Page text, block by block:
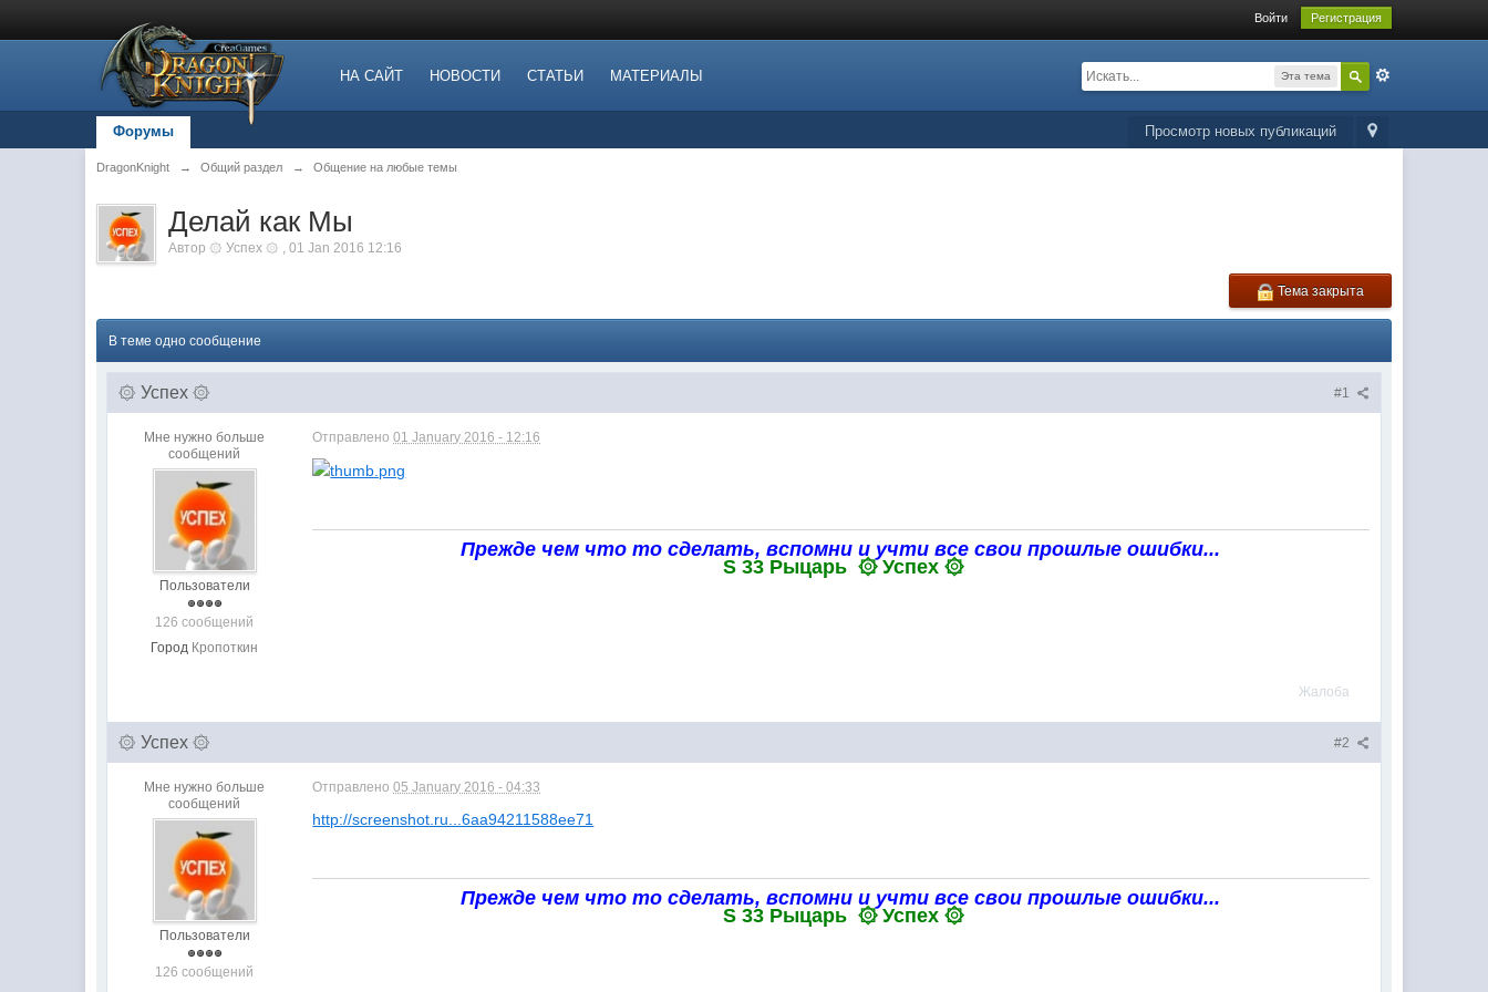
Войти Регистрация
НА САЙТ НОВОСТИ СТАТЬИ МАТЕРИАЛЫ Эта тема
Просмотр новых публикаций
Форумы
DragonKnight → Общий раздел → Общение на любые темы
Делай как Мы
Автор۞ Успех ۞ ,01 Jan 2016 12:16
Тема закрыта
В теме одно сообщение
#1 ۞ Успех ۞
Мне нужно больше
сообщений
Пользователи
126 сообщений
Город Кропоткин
Отправлено01 January 2016 - 12:16
Прежде чем что то сделать, вспомни и учти все свои прошлые ошибки...
S 33 Рыцарь ۞ Успех ۞
Жалоба
#2 ۞ Успех ۞
Мне нужно больше
сообщений
Пользователи
126 сообщений
Отправлено05 January 2016 - 04:33
http://screenshot.ru...6aa94211588ee71
Прежде чем что то сделать, вспомни и учти все свои прошлые ошибки...
S 33 Рыцарь ۞ Успех ۞